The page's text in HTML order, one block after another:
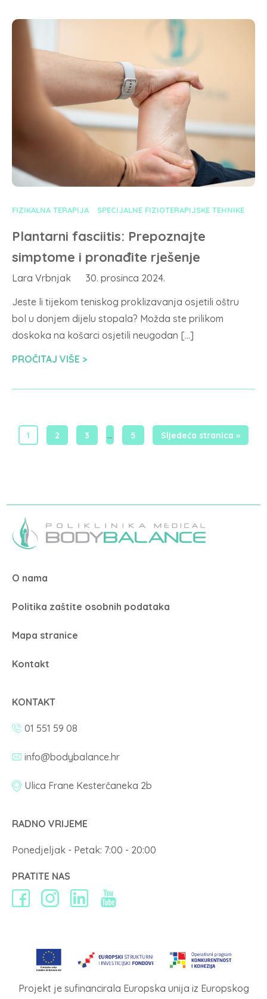
FIZIKALNA TERAPIJA SPECIJALNE FIZIOTERAPIJSKE TEHNIKE
Plantarni fasciitis: Prepoznajte
simptome i pronađite rješenje
Lara Vrbnjak
30. prosinca 2024.
Jeste li tijekom teniskog proklizavanja osjetili oštru
bol u donjem dijelu stopala? Možda ste prilikom
doskoka na košarci osjetili neugodan […]
PROČITAJ VIŠE
1 2 3 … 5 Sljedeća stranica »
O nama
Politika zaštite osobnih podataka
Mapa stranice
Kontakt
KONTAKT
01 551 59 08
info@bodybalance.hr
Ulica Frane Kesterčaneka 2b
RADNO VRIJEME
Ponedjeljak - Petak: 7:00 - 20:00
PRATITE NAS
Projekt je sufinancirala Europska unija iz Europskog